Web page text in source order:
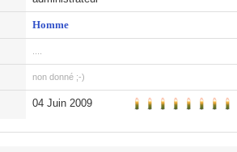
Homme
non donné ;-)
04 Juin 2009